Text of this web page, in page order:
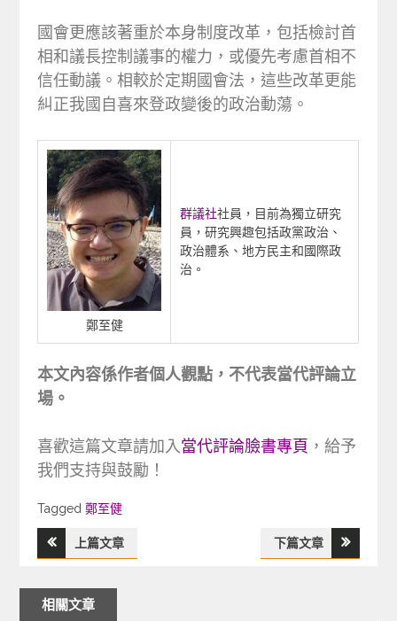
國會更應該著重於本身制度改革，包括檢討首
相和議長控制議事的權力，或優先考慮首相不
信任動議。相較於定期國會法，這些改革更能
糾正我國自喜來登政變後的政治動蕩。
鄭至健
群議社社員，目前為獨立研究
員，研究興趣包括政黨政治、
政治體系、地方民主和國際政
治。
本文內容係作者個人觀點，不代表當代評論立
場。
喜歡這篇文章請加入當代評論臉書專頁 ，給予
我們支持與鼓勵！
Tagged
Tagged鄭至健
文
章
上篇文章 下篇文章
相關文章